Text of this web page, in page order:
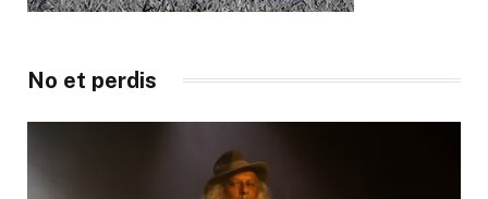
No et perdis